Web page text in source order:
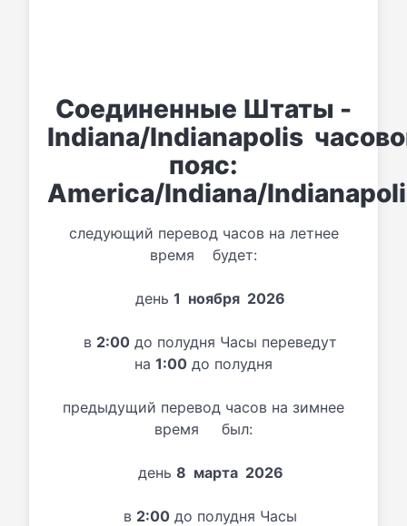
Соединенные Штаты -
Indiana/Indianapolis
пояс:
America/Indiana/
следующий перевод часов на летнее
время будет:
день 1 ноября 2026
в 2:00 до полудня Часы переведут
на 1:00 до полудня
предыдущий перевод часов на зимнее
время был:
день 8 марта 2026
в 2:00 до полудня Часы